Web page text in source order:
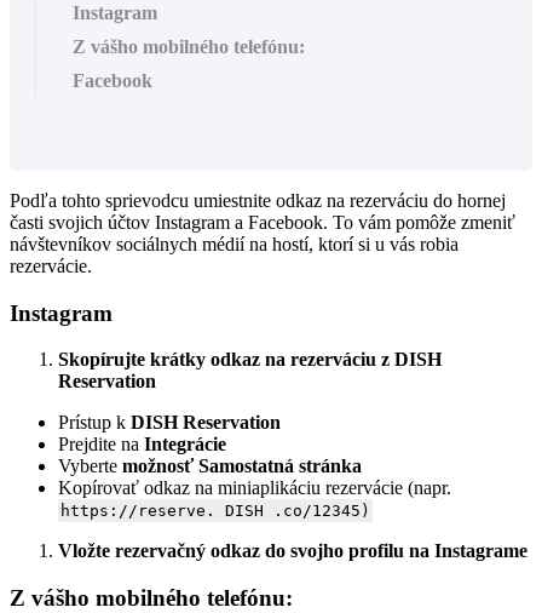
Instagram
Z vášho mobilného telefónu:
Facebook
Podľa tohto sprievodcu umiestnite odkaz na rezerváciu do hornej
časti svojich účtov Instagram a Facebook. To vám pomôže zmeniť
návštevníkov sociálnych médií na hostí, ktorí si u vás robia
rezervácie.
Instagram
Skopírujte krátky odkaz na rezerváciu z DISH
Reservation
Prístup k DISH Reservation
Prejdite na Integrácie
Vyberte možnosť Samostatná stránka
Kopírovať odkaz na miniaplikáciu rezervácie (napr.
https://reserve. DISH .co/12345)
Vložte rezervačný odkaz do svojho profilu na Instagrame
Z vášho mobilného telefónu: